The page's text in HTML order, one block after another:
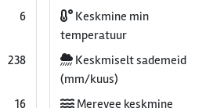
6
238
16
Keskmine min
temperatuur
Keskmiselt sademeid
(mm/kuus)
Merevee keskmine